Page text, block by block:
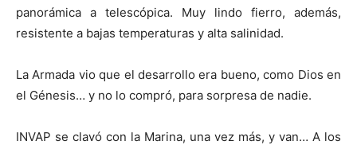
panorámica a telescópica. Muy lindo fierro, además,
resistente a bajas temperaturas y alta salinidad.
La Armada vio que el desarrollo era bueno, como Dios en
el Génesis… y no lo compró, para sorpresa de nadie.
INVAP se clavó con la Marina, una vez más, y van… A los